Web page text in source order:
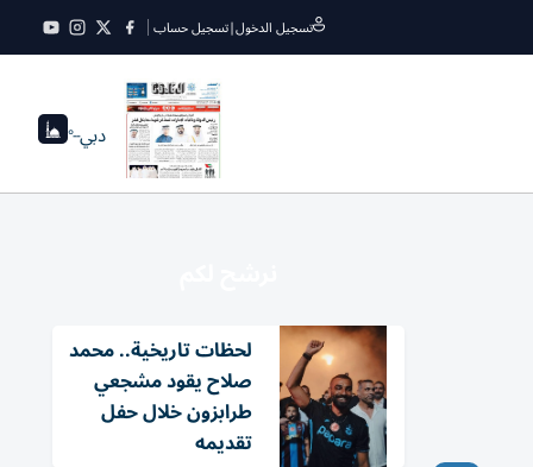
تسجيل الدخول|تسجيل حساب
دبي--°
لحظات تاريخية.. محمد
صلاح يقود مشجعي
طرابزون خلال حفل
تقديمه